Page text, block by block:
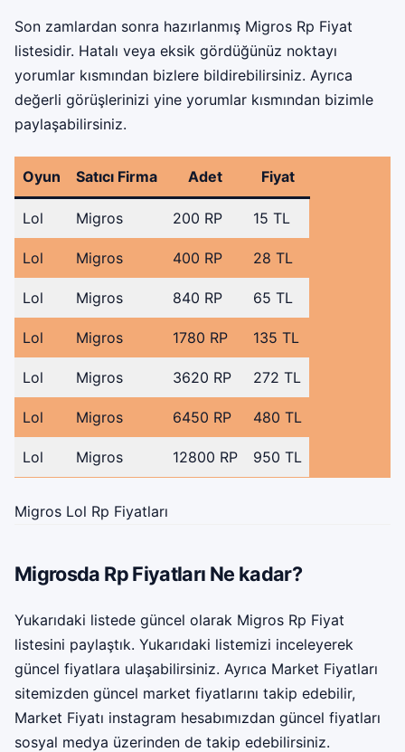
Son zamlardan sonra hazırlanmış Migros Rp Fiyat
listesidir. Hatalı veya eksik gördüğünüz noktayı
yorumlar kısmından bizlere bildirebilirsiniz. Ayrıca
değerli görüşlerinizi yine yorumlar kısmından bizimle
paylaşabilirsiniz.
Oyun Satıcı Firma Adet Fiyat
Lol Migros 200 RP 15 TL
Lol Migros 400 RP 28 TL
Lol Migros 840 RP 65 TL
Lol Migros 1780 RP 135 TL
Lol Migros 3620 RP 272 TL
Lol Migros 6450 RP 480 TL
Lol Migros 12800 RP 950 TL
Migros Lol Rp Fiyatları
Migrosda Rp Fiyatları Ne kadar?
Yukarıdaki listede güncel olarak Migros Rp Fiyat
listesini paylaştık. Yukarıdaki listemizi inceleyerek
güncel fiyatlara ulaşabilirsiniz. Ayrıca Market Fiyatları
sitemizden güncel market fiyatlarını takip edebilir,
Market Fiyatı instagram hesabımızdan güncel fiyatları
sosyal medya üzerinden de takip edebilirsiniz.